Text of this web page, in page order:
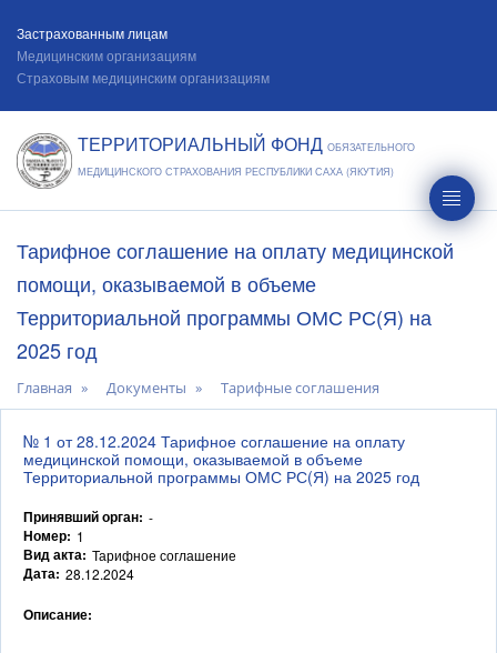
Застрахованным лицам
Медицинским организациям
Страховым медицинским организациям
ТЕРРИТОРИАЛЬНЫЙ ФОНД ОБЯЗАТЕЛЬНОГО
МЕДИЦИНСКОГО СТРАХОВАНИЯ РЕСПУБЛИКИ САХА (ЯКУТИЯ)
Тарифное соглашение на оплату медицинской
помощи, оказываемой в объеме
Территориальной программы ОМС РС(Я) на
2025 год
Главная Документы Тарифные соглашения
№ 1 от 28.12.2024 Тарифное соглашение на оплату
медицинской помощи, оказываемой в объеме
Территориальной программы ОМС РС(Я) на 2025 год
Принявший орган: -
Номер: 1
Вид акта: Тарифное соглашение
Дата: 28.12.2024
Описание: